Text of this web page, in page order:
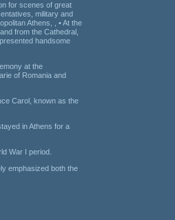
for scenes of great
military and
Athens, , • At the
from the Cathedral,
handsome
at the
of Romania and
Carol, known as the
in Athens for a
War I period.
emphasized both the